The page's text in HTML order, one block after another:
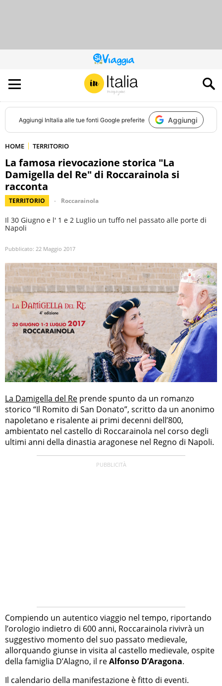
QUESTO
SITO
CONTRIBUISCE
ALL’AUDIENCE
DI
Aggiungi InItalia alle tue fonti Google preferite Aggiungi
HOME TERRITORIO
La famosa rievocazione storica "La
Damigella del Re" di Roccarainola si
racconta
TERRITORIO Roccarainola
Il 30 Giugno e l' 1 e 2 Luglio un tuffo nel passato alle porte di
Napoli
Pubblicato: 22 Maggio 2017
La Damigella del Re prende spunto da un romanzo
storico “Il Romito di San Donato”, scritto da un anonimo
napoletano e risalente ai primi decenni dell’800,
ambientato nel castello di Roccarainola nel corso degli
ultimi anni della dinastia aragonese nel Regno di Napoli.
Compiendo un autentico viaggio nel tempo, riportando
l’orologio indietro di 600 anni, Roccarainola rivivrà un
suggestivo momento del suo passato medievale,
allorquando giunse in visita al castello medievale, ospite
della famiglia D’Alagno, il reAlfonso D’Aragona.
Il calendario della manifestazione è fitto di eventi.